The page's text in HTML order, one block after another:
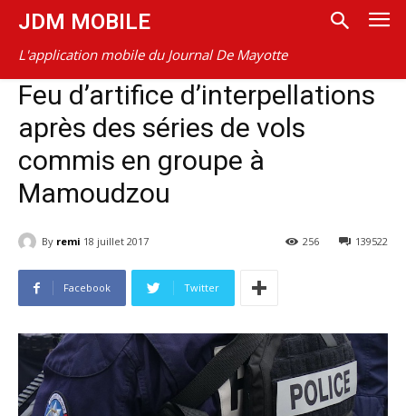
JDM MOBILE
L'application mobile du Journal De Mayotte
Feu d’artifice d’interpellations
après des séries de vols
commis en groupe à
Mamoudzou
By remi 18 juillet 2017 139522
256
Facebook Twitter